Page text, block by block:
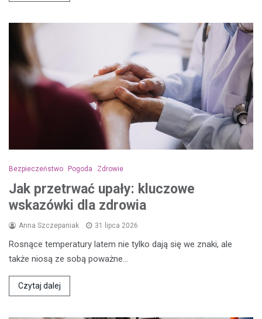
Bezpieczeństwo Pogoda Zdrowie
Jak przetrwać upały: kluczowe
wskazówki dla zdrowia
Anna Szczepaniak 31 lipca 2026
Rosnące temperatury latem nie tylko dają się we znaki, ale
także niosą ze sobą poważne…
Czytaj dalej